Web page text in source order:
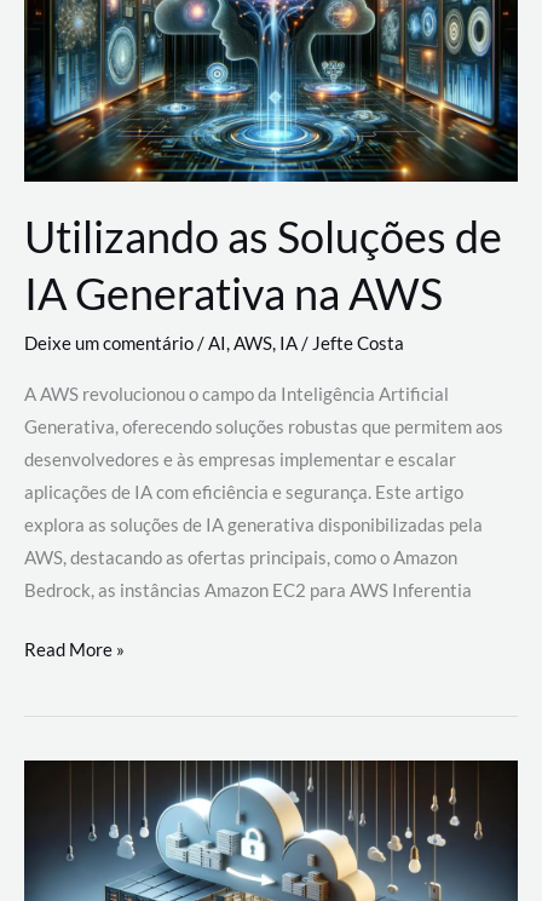
Utilizando as Soluções de
IA Generativa na AWS
Deixe um comentário/AI,AWS, IA/Jefte Costa
A AWS revolucionou o campo da Inteligência Artificial
Generativa, oferecendo soluções robustas que permitem aos
desenvolvedores e às empresas implementar e escalar
aplicações de IA com eficiência e segurança. Este artigo
explora as soluções de IA generativa disponibilizadas pela
AWS, destacando as ofertas principais, como o Amazon
Bedrock, as instâncias Amazon EC2 para AWS Inferentia
Utilizando
Soluções
AWS
Read More »